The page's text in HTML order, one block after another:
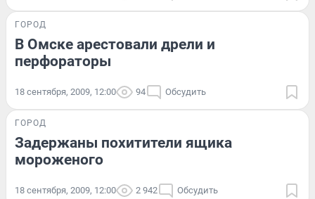
ГОРОД
В Омске арестовали дрели и
перфораторы
18 сентября, 2009, 12:00 94 Обсудить
ГОРОД
Задержаны похитители ящика
мороженого
18 сентября, 2009, 12:00 2 942 Обсудить